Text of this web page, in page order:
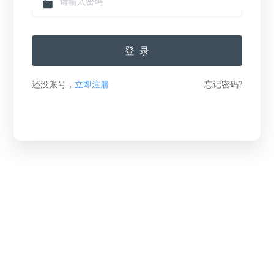
登录
还没账号， 立即注册 忘记密码?